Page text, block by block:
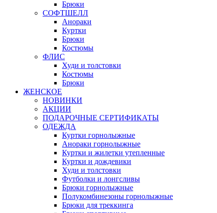
Брюки
СОФТШЕЛЛ
Анораки
Куртки
Брюки
Костюмы
ФЛИС
Худи и толстовки
Костюмы
Брюки
ЖЕНСКОЕ
НОВИНКИ
АКЦИИ
ПОДАРОЧНЫЕ СЕРТИФИКАТЫ
ОДЕЖДА
Куртки горнолыжные
Анораки горнолыжные
Куртки и жилетки утепленные
Куртки и дождевики
Худи и толстовки
Футболки и лонгсливы
Брюки горнолыжные
Полукомбинезоны горнолыжные
Брюки для треккинга